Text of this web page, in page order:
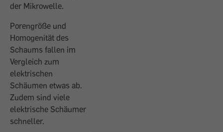
der Mikrowelle.
Porengröße und
Homogenität des
Schaums fallen im
Vergleich zum
elektrischen
Schäumen etwas ab.
Zudem sind viele
elektrische Schäumer
schneller.